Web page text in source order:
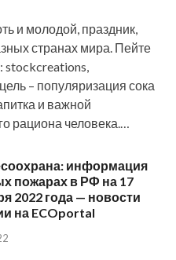
и молодой, праздник,
странах мира. Пейте
stockcreations,
– популяризация сока
и важной
рациона человека.…
информация
пожарах в РФ на 17
2022 года — новости
на ECOportal